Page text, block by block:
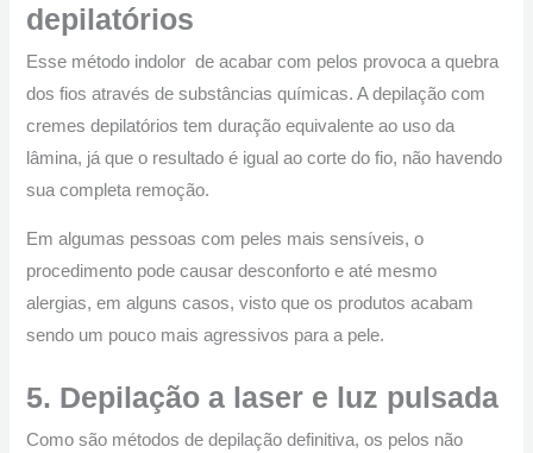
depilatórios
Esse método indolor de acabar com pelos provoca a quebra
dos fios através de substâncias químicas. A depilação com
cremes depilatórios tem duração equivalente ao uso da
lâmina, já que o resultado é igual ao corte do fio, não havendo
sua completa remoção.
Em algumas pessoas com peles mais sensíveis, o
procedimento pode causar desconforto e até mesmo
alergias, em alguns casos, visto que os produtos acabam
sendo um pouco mais agressivos para a pele.
5. Depilação a laser e luz pulsada
Como são métodos de depilação definitiva, os pelos não